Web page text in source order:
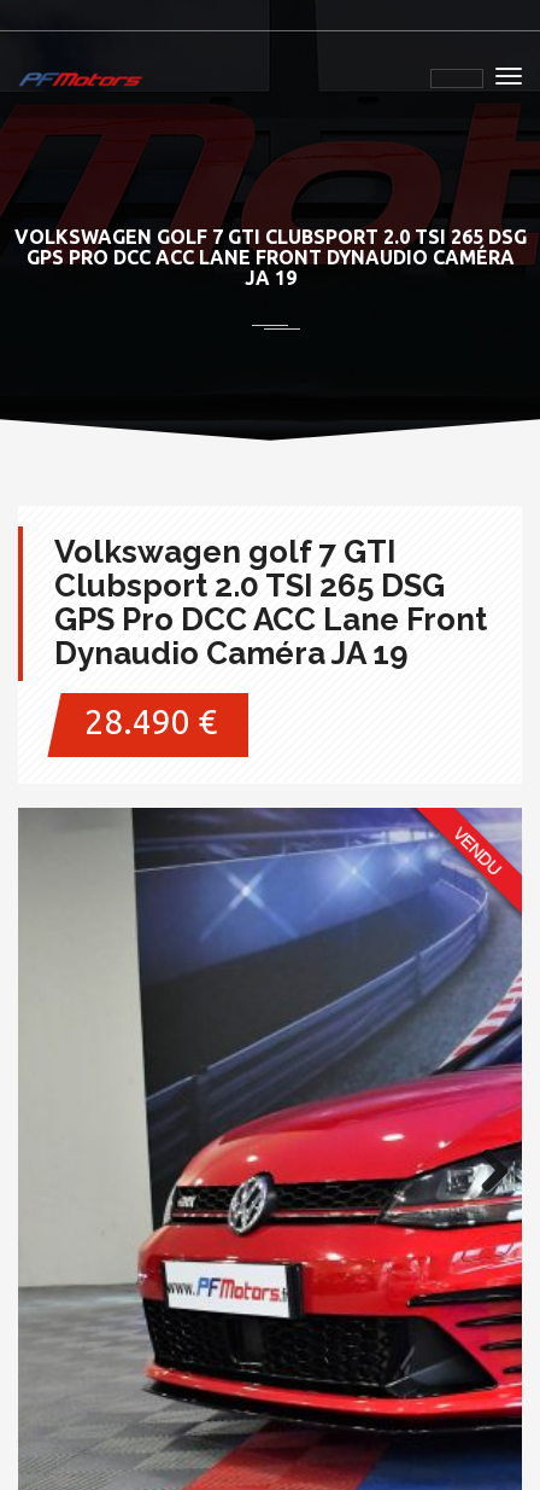
VOLKSWAGEN GOLF 7 GTI CLUBSPORT 2.0 TSI 265 DSG
GPS PRO DCC ACC LANE FRONT DYNAUDIO CAMÉRA
JA 19
Volkswagen golf 7 GTI
Clubsport 2.0 TSI 265 DSG
GPS Pro DCC ACC Lane Front
Dynaudio Caméra JA 19
28.490 €
Next